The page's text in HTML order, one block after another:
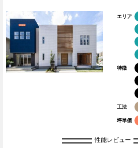
エリア
特徴
工法
坪単価
性能レビュー